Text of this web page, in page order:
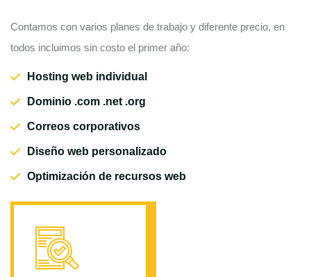
Contamos con varios planes de trabajo y diferente precio, en
todos incluimos sin costo el primer año:
Hosting web individual
Dominio .com .net .org
Correos corporativos
Diseño web personalizado
Optimización de recursos web